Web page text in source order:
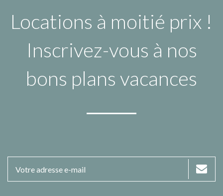
Locations à moitié prix !
Inscrivez-vous à nos
bons plans vacances